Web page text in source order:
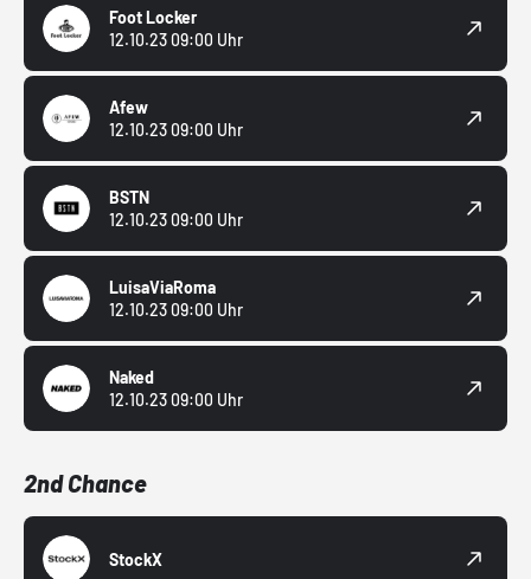
Foot Locker
12.10.23 09:00 Uhr
Afew
12.10.23 09:00 Uhr
BSTN
12.10.23 09:00 Uhr
LuisaViaRoma
12.10.23 09:00 Uhr
Naked
12.10.23 09:00 Uhr
2nd Chance
StockX